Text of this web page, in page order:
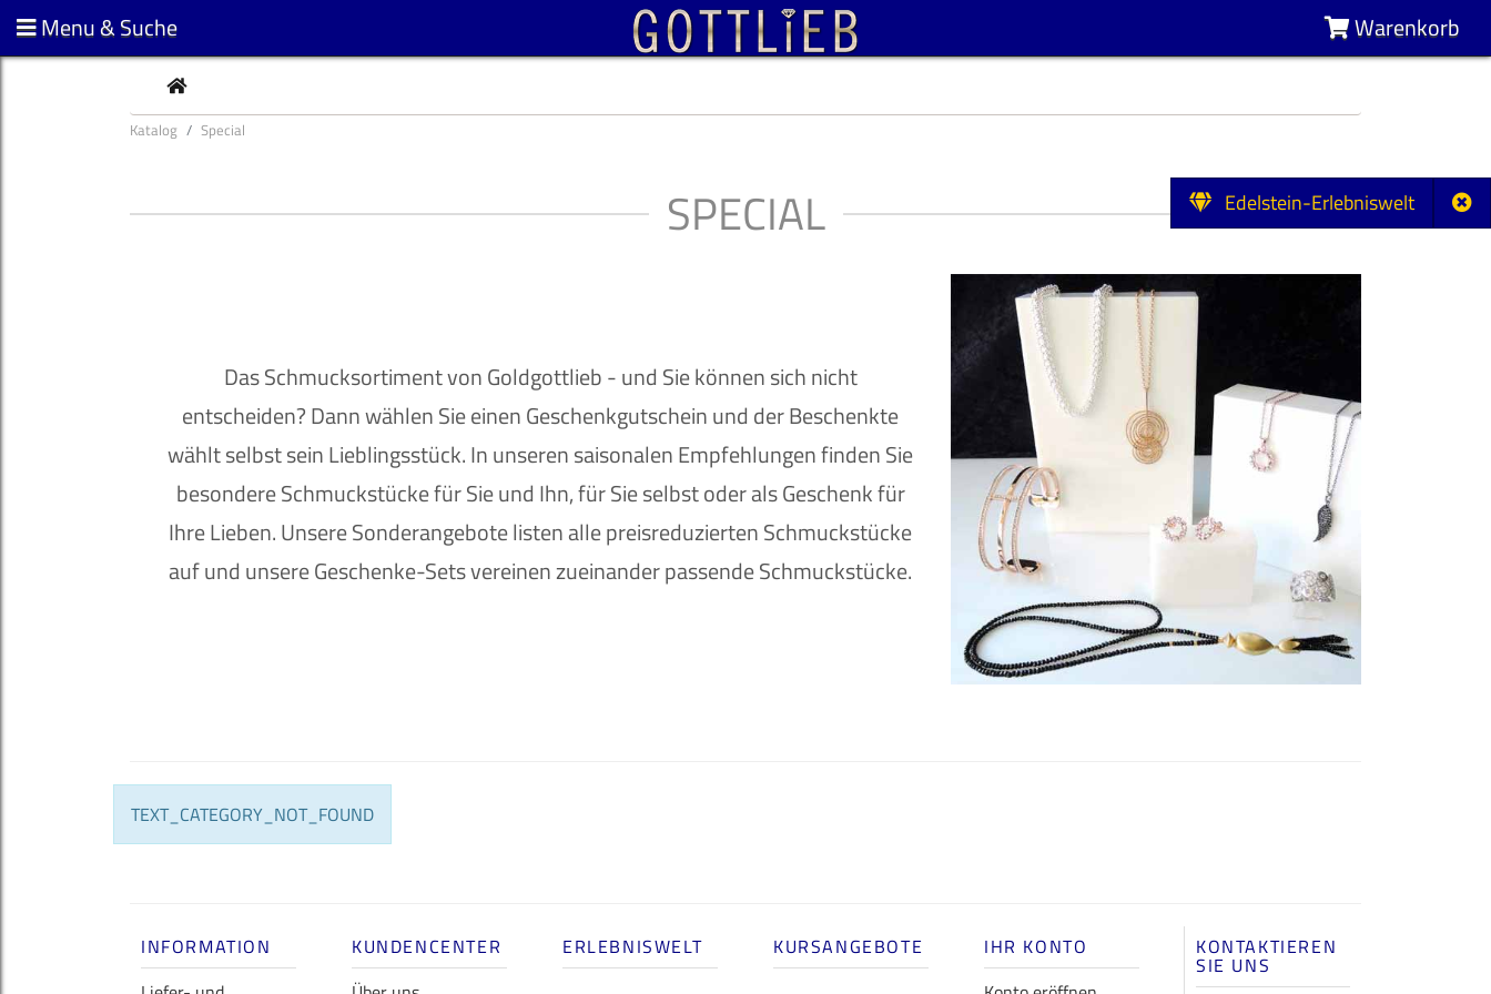
Edelstein-Erlebniswelt
Menu & Suche Warenkorb
CURRENT
Katalog Special
SPECIAL
Das Schmucksortiment von Goldgottlieb - und Sie können sich nicht
entscheiden? Dann wählen Sie einen Geschenkgutschein und der Beschenkte
wählt selbst sein Lieblingsstück. In unseren saisonalen Empfehlungen finden Sie
besondere Schmuckstücke für Sie und Ihn, für Sie selbst oder als Geschenk für
Ihre Lieben. Unsere Sonderangebote listen alle preisreduzierten Schmuckstücke
auf und unsere Geschenke-Sets vereinen zueinander passende Schmuckstücke.
TEXT_CATEGORY_NOT_FOUND
INFORMATION
KUNDENCENTER
ERLEBNISWELT KURSANGEBOTE
IHR KONTO
KONTAKTIEREN
SIE UNS